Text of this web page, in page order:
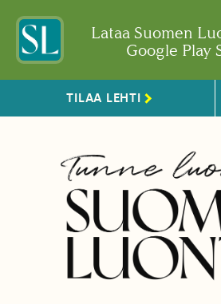
Lataa Suomen
Google Play
TILAA LEHTI